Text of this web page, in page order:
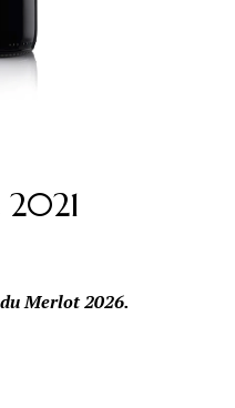
Merlot 2026.